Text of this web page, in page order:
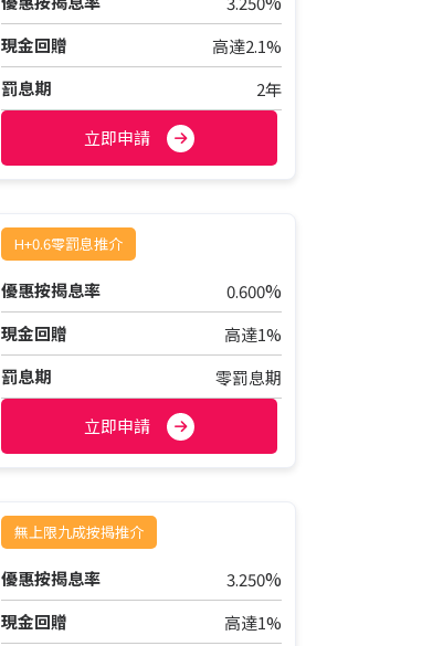
現金回贈
高達2.1%
罰息期
2年
立即申請
H+0.6零罰息推介
優惠按揭息率 0.600%
現金回贈
高達1%
罰息期
零罰息期
立即申請
無上限九成按揭推介
優惠按揭息率 3.250%
現金回贈
高達1%